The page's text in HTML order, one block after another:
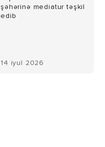
şəhərinə mediatur təşkil
edib
14 iyul 2026